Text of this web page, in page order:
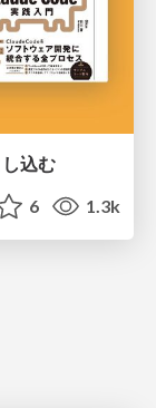
込む
6 1.3k